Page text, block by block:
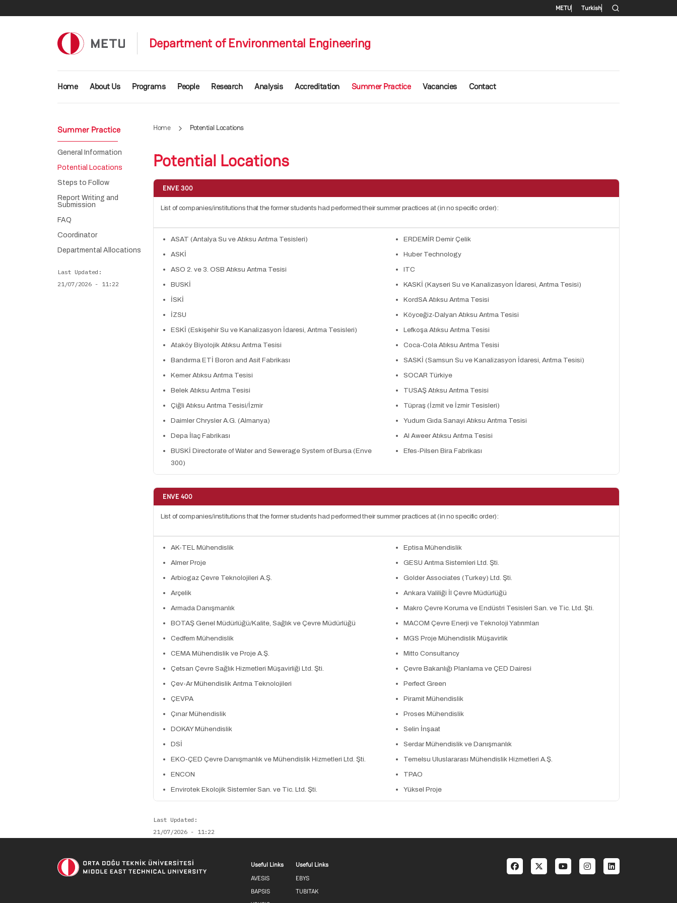
Secondary menu
METU Turkish
Department of Environmental Engineering
Main navigation
Home About Us Programs People Research Analysis Accreditation Summer Practice Vacancies Contact
Home Potential Locations
Potential Locations
ENVE 300
List of companies/institutions that the former students had performed their summer practices at (in no specific order):
ASAT (Antalya Su ve Atıksu Arıtma Tesisleri)
ASKİ
ASO 2. ve 3. OSB Atıksu Arıtma Tesisi
BUSKİ
İSKİ
İZSU
ESKİ (Eskişehir Su ve Kanalizasyon İdaresi, Arıtma Tesisleri)
Ataköy Biyolojik Atıksu Arıtma Tesisi
Bandırma ETİ Boron and Asit Fabrikası
Kemer Atıksu Arıtma Tesisi
Belek Atıksu Arıtma Tesisi
Çiğli Atıksu Arıtma Tesisi/İzmir
Daimler Chrysler A.G. (Almanya)
Depa İlaç Fabrikası
BUSKİ Directorate of Water and Sewerage System of Bursa (Enve
300)
ERDEMİR Demir Çelik
Huber Technology
ITC
KASKİ (Kayseri Su ve Kanalizasyon İdaresi, Arıtma Tesisi)
KordSA Atıksu Arıtma Tesisi
Köyceğiz-Dalyan Atıksu Arıtma Tesisi
Lefkoşa Atıksu Arıtma Tesisi
Coca-Cola Atıksu Arıtma Tesisi
SASKİ (Samsun Su ve Kanalizasyon İdaresi, Arıtma Tesisi)
SOCAR Türkiye
TUSAŞ Atıksu Arıtma Tesisi
Tüpraş (İzmit ve İzmir Tesisleri)
Yudum Gıda Sanayi Atıksu Arıtma Tesisi
Al Aweer Atıksu Arıtma Tesisi
Efes-Pilsen Bira Fabrikası
ENVE 400
List of companies/institutions that the former students had performed their summer practices at (in no specific order):
AK-TEL Mühendislik
Almer Proje
Arbiogaz Çevre Teknolojileri A.Ş.
Arçelik
Armada Danışmanlık
BOTAŞ Genel Müdürlüğü/Kalite, Sağlık ve Çevre Müdürlüğü
Cedfem Mühendislik
CEMA Mühendislik ve Proje A.Ş.
Çetsan Çevre Sağlık Hizmetleri Müşavirliği Ltd. Şti.
Çev-Ar Mühendislik Arıtma Teknolojileri
ÇEVPA
Çınar Mühendislik
DOKAY Mühendislik
DSİ
EKO-ÇED Çevre Danışmanlık ve Mühendislik Hizmetleri Ltd. Şti.
ENCON
Envirotek Ekolojik Sistemler San. ve Tic. Ltd. Şti.
Eptisa Mühendislik
GESU Arıtma Sistemleri Ltd. Şti.
Golder Associates (Turkey) Ltd. Şti.
Ankara Valiliği İl Çevre Müdürlüğü
Makro Çevre Koruma ve Endüstri Tesisleri San. ve Tic. Ltd. Şti.
MACOM Çevre Enerji ve Teknoloji Yatırımları
MGS Proje Mühendislik Müşavirlik
Mitto Consultancy
Çevre Bakanlığı Planlama ve ÇED Dairesi
Perfect Green
Piramit Mühendislik
Proses Mühendislik
Selin İnşaat
Serdar Mühendislik ve Danışmanlık
Temelsu Uluslararası Mühendislik Hizmetleri A.Ş.
TPAO
Yüksel Proje
Last Updated
21/07/2026 - 11:22
Summer Practice
General Information
Potential Locations
Steps to Follow
Report Writing and
Submission
FAQ
Coordinator
Departmental Allocations
Last Updated
21/07/2026 - 11:22
Footer menu 1 EN
Useful Links
AVESIS
BAPSIS
Footer menu 2 EN
Useful Links
EBYS
TUBITAK
Social menu